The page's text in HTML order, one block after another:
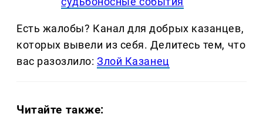
Есть жалобы? Канал для добрых казанцев,
которых вывели из себя. Делитеcь тем, что
вас разозлило:Злой Казанец
Читайте также: